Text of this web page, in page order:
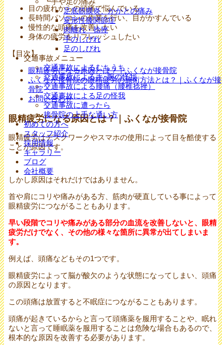
足底筋膜炎、かかとの痛み
変形性膝関節症
肉離れ・捻挫
手のしびれ
足のしびれ
交通事故メニュー
交通事故によるむちうち
交通事故による手･腕の怪我
交通事故による腰痛（腰椎捻挫）
交通事故による足の怪我
交通事故に遭ったら
接骨院の上手な通い方
初めての方へ
スタッフ紹介
採用情報
ギャラリー
ブログ
会社概要
目の疲れからの頭痛で悩んでいる
長時間パソコンの作業を行い、目がかすんでいる
慢性的な頭痛を改善したい
身体の疲労をリフレッシュしたい
【目次】
眼精疲労になる原因とは？｜ふくなが接骨院
ふくなが接骨院の眼精疲労の施術方法とは？｜ふくなが接
骨院
お問い合わせ
眼精疲労になる原因とは？｜ふくなが接骨院
眼精疲労はデスクワークやスマホの使用によって目を酷使する
ことが原因です。
しかし原因はそれだけではありません。
首や肩にコリや痛みがある方、筋肉が硬直している事によって
眼精疲労につながることもあります。
早い段階でコリや痛みがある部分の血流を改善しないと、眼精
疲労だけでなく、その他の様々な箇所に異常が出てしまいま
す。
例えば、頭痛などもその1つです。
眼精疲労によって脳が酸欠のような状態になってしまい、頭痛
の原因となります。
この頭痛は放置すると不眠症につながることもあります。
頭痛が起きているからと言って頭痛薬を服用することや、眠れ
ないと言って睡眠薬を服用することは危険な場合もあるので、
根本的な原因を改善する必要があります。